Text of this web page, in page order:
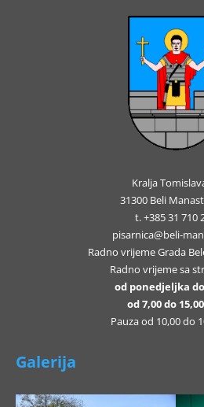
Kralja
31300 Beli
t. +385 31 710
pisarnica@beli-
Radno vrijeme Grada
Radno vrijeme sa
od ponedjeljka
od 7,00 do
Pauza od 10,00 do
Galerija